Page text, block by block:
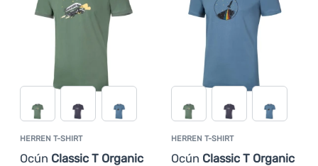
Anmelden /
HERREN T-SHIRT
Ocún Classic T Organic
HERREN T-SHIRT
Ocún Classic T Organic